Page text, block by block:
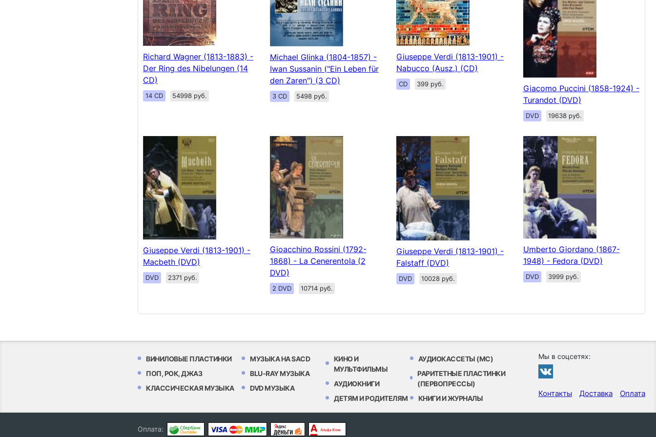
Richard Wagner (1813-1883) -
Der Ring des Nibelungen (14
CD)
14 CD 54998 руб.
Michael Glinka (1804-1857) -
Iwan Sussanin ("Ein Leben für
den Zaren") (3 CD)
3 CD 5498 руб.
Giuseppe Verdi (1813-1901) -
Nabucco (Ausz.) (CD)
CD 399 руб.
Giacomo Puccini (1858-1924) -
Turandot (DVD)
DVD 19638 руб.
Giuseppe Verdi (1813-1901) -
Macbeth (DVD)
DVD 2371 руб.
Gioacchino Rossini (1792-
1868) - La Cenerentola (2
DVD)
2 DVD 10714 руб.
Giuseppe Verdi (1813-1901) -
Falstaff (DVD)
DVD 10028 руб.
Umberto Giordano (1867-
1948) - Fedora (DVD)
DVD 3999 руб.
ВИНИЛОВЫЕ ПЛАСТИНКИ
ПОП, РОК, ДЖАЗ
КЛАССИЧЕСКАЯ МУЗЫКА
МУЗЫКА НА SACD
BLU-RAY МУЗЫКА
DVD МУЗЫКА
КИНО И
МУЛЬТФИЛЬМЫ
АУДИОКНИГИ
ДЕТЯМ И РОДИТЕЛЯМ
АУДИОКАССЕТЫ (MC)
РАРИТЕТНЫЕ ПЛАСТИНКИ
(ПЕРВОПРЕССЫ)
КНИГИ И ЖУРНАЛЫ
Мы в соцсетях:
Контакты Доставка Оплата
Оплата: